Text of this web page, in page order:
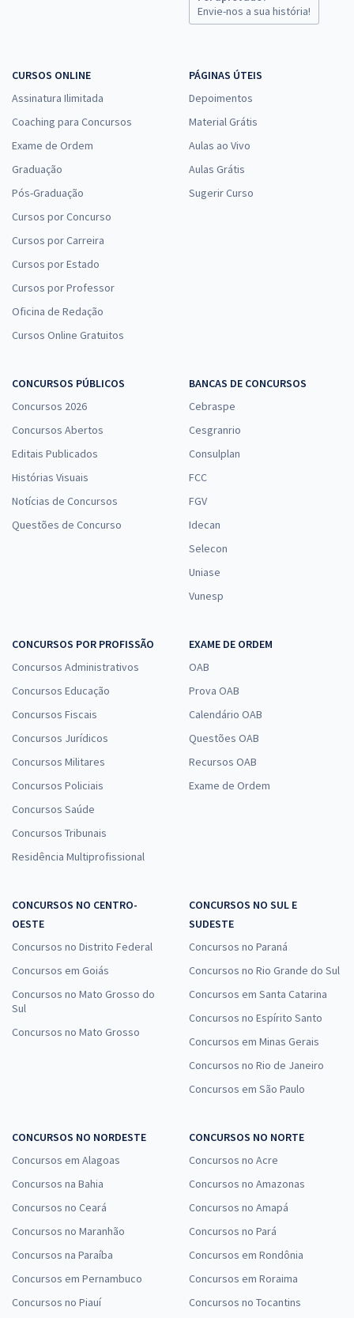
Envie-nos a sua história!
CURSOS ONLINE
Assinatura Ilimitada
Coaching para Concursos
Exame de Ordem
Graduação
Pós-Graduação
Cursos por Concurso
Cursos por Carreira
Cursos por Estado
Cursos por Professor
Oficina de Redação
Cursos Online Gratuitos
PÁGINAS ÚTEIS
Depoimentos
Material Grátis
Aulas ao Vivo
Aulas Grátis
Sugerir Curso
CONCURSOS PÚBLICOS
Concursos 2026
Concursos Abertos
Editais Publicados
Histórias Visuais
Notícias de Concursos
Questões de Concurso
BANCAS DE CONCURSOS
Cebraspe
Cesgranrio
Consulplan
FCC
FGV
Idecan
Selecon
Uniase
Vunesp
CONCURSOS POR PROFISSÃO
Concursos Administrativos
Concursos Educação
Concursos Fiscais
Concursos Jurídicos
Concursos Militares
Concursos Policiais
Concursos Saúde
Concursos Tribunais
Residência Multiprofissional
EXAME DE ORDEM
OAB
Prova OAB
Calendário OAB
Questões OAB
Recursos OAB
Exame de Ordem
CONCURSOS NO CENTRO-
OESTE
Concursos no Distrito Federal
Concursos em Goiás
Concursos no Mato Grosso do
Sul
Concursos no Mato Grosso
CONCURSOS NO SUL E
SUDESTE
Concursos no Paraná
Concursos no Rio Grande do Sul
Concursos em Santa Catarina
Concursos no Espírito Santo
Concursos em Minas Gerais
Concursos no Rio de Janeiro
Concursos em São Paulo
CONCURSOS NO NORDESTE
Concursos em Alagoas
Concursos na Bahia
Concursos no Ceará
Concursos no Maranhão
Concursos na Paraíba
Concursos em Pernambuco
Concursos no Piauí
CONCURSOS NO NORTE
Concursos no Acre
Concursos no Amazonas
Concursos no Amapá
Concursos no Pará
Concursos em Rondônia
Concursos em Roraima
Concursos no Tocantins